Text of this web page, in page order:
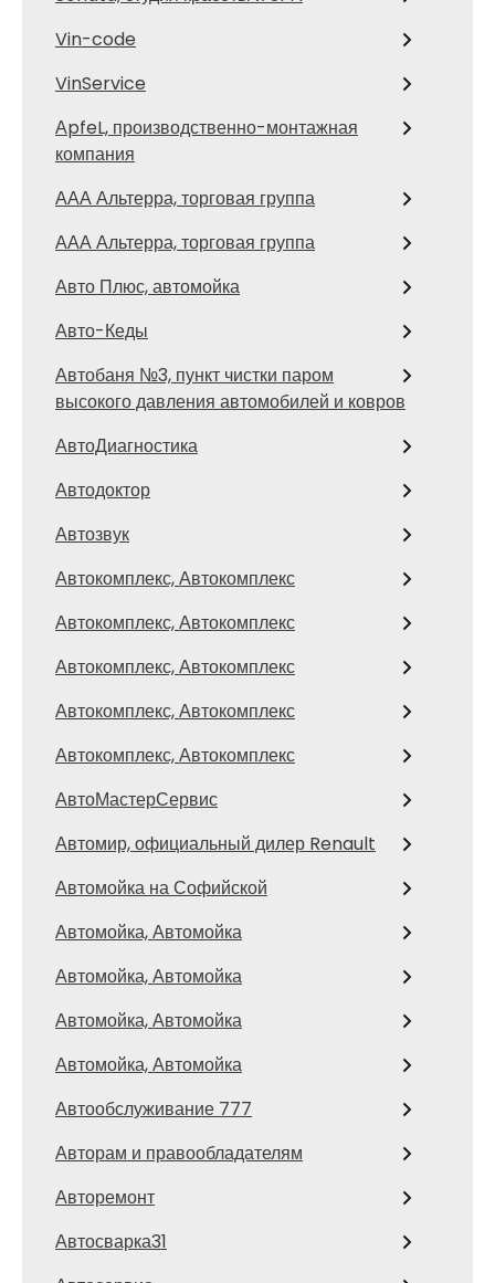
Vin-code
VinService
АpfeL, производственно-монтажная
компания
ААА Альтерра, торговая группа
ААА Альтерра, торговая группа
Авто Плюс, автомойка
Авто-Кеды
Автобаня №3, пункт чистки паром
высокого давления автомобилей и ковров
АвтоДиагностика
Автодоктор
Автозвук
Автокомплекс, Автокомплекс
Автокомплекс, Автокомплекс
Автокомплекс, Автокомплекс
Автокомплекс, Автокомплекс
Автокомплекс, Автокомплекс
АвтоМастерСервис
Автомир, официальный дилер Renault
Автомойка на Софийской
Автомойка, Автомойка
Автомойка, Автомойка
Автомойка, Автомойка
Автомойка, Автомойка
Автообслуживание 777
Авторам и правообладателям
Авторемонт
Автосварка31